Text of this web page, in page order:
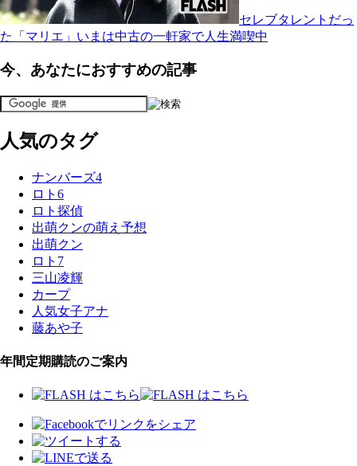
セレブタレントだっ
た「マリエ」いまは中古の一軒家で人生満喫中
今、あなたにおすすめの記事
人気のタグ
ナンバーズ4
ロト6
ロト探偵
出萌クンの萌え予想
出萌クン
ロト7
三山凌輝
カープ
人気女子アナ
藤あや子
年間定期購読のご案内